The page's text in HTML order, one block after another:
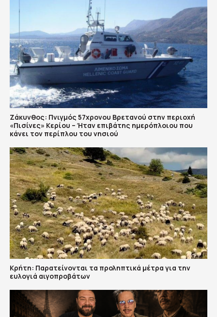
Ζάκυνθος: Πνιγμός 57χρονου Βρετανού στην περιοχή
«Πισίνες» Κερίου – Ήταν επιβάτης ημερόπλοιου που
κάνει τον περίπλου του νησιού
Κρήτη: Παρατείνονται τα προληπτικά μέτρα για την
ευλογιά αιγοπροβάτων